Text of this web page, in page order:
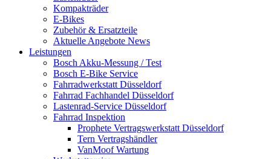
Kompakträder
E-Bikes
Zubehör & Ersatzteile
Aktuelle Angebote News
Leistungen
Bosch Akku-Messung / Test
Bosch E-Bike Service
Fahrradwerkstatt Düsseldorf
Fahrrad Fachhandel Düsseldorf
Lastenrad-Service Düsseldorf
Fahrrad Inspektion
Prophete Vertragswerkstatt Düsseldorf
Tern Vertragshändler
VanMoof Wartung